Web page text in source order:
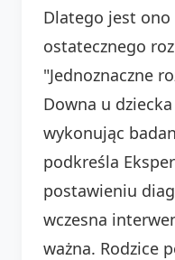
Dlatego jest ono
ostatecznego
"Jednoznaczne
Downa u
wykonując
podkreśla
postawieniu
wczesna
ważna. Rodzice